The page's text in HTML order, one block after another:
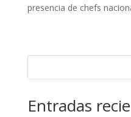
presencia de chefs
Entradas